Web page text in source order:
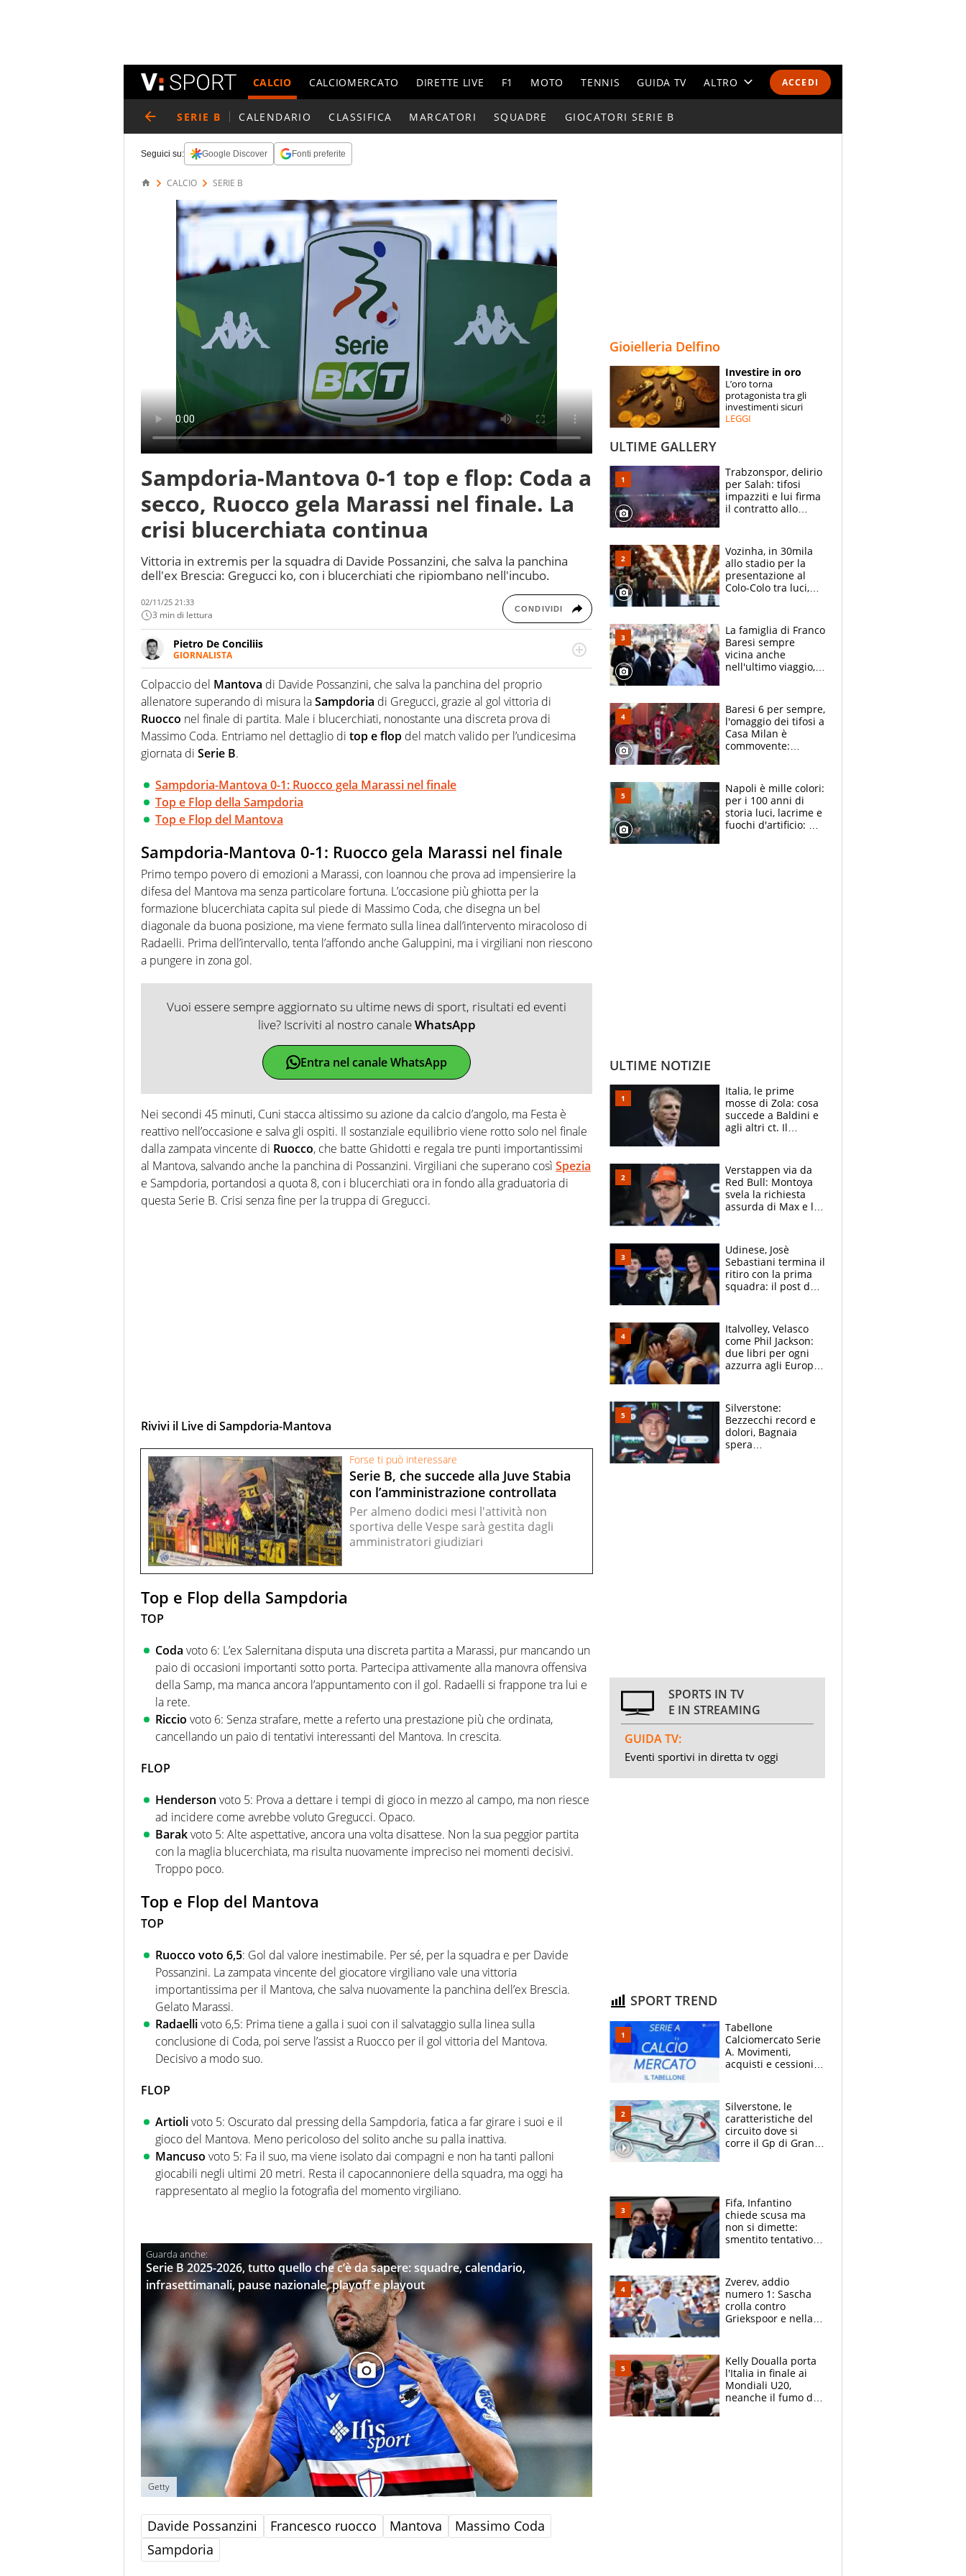
ACCEDI
CALCIO CALCIOMERCATO DIRETTE LIVE F1 MOTO TENNIS GUIDA TV ALTRO
ESPERTI
CONTATTI
SERIE B CALENDARIO CLASSIFICA MARCATORI SQUADRE GIOCATORI SERIE B
Seguici su: Google Discover Fonti preferite
CALCIO SERIE B
Sampdoria-Mantova 0-1 top e flop: Coda a
secco, Ruocco gela Marassi nel finale. La
crisi blucerchiata continua
Vittoria in extremis per la squadra di Davide Possanzini, che salva la panchina
dell'ex Brescia: Gregucci ko, con i blucerchiati che ripiombano nell'incubo.
02/11/25 21:33
3 min di lettura CONDIVIDI
Pietro De Conciliis
GIORNALISTA
Giornalista pubblicista e speaker radiofonico, per Virgilio Sport si occupa di calcio con
uno sguardo attento e competente sui campionati di Serie B e Serie C
Colpaccio del Mantova di Davide Possanzini, che salva la panchina del proprio
allenatore superando di misura laSampdoria di Gregucci, grazie al gol vittoria di
Ruocco nel finale di partita. Male i blucerchiati, nonostante una discreta prova di
Massimo Coda. Entriamo nel dettaglio di top e flop del match valido per l’undicesima
giornata di Serie B.
Sampdoria-Mantova 0-1: Ruocco gela Marassi nel finale
Top e Flop della Sampdoria
Top e Flop del Mantova
Sampdoria-Mantova 0-1: Ruocco gela Marassi nel finale
Primo tempo povero di emozioni a Marassi, con Ioannou che prova ad impensierire la
difesa del Mantova ma senza particolare fortuna. L’occasione più ghiotta per la
formazione blucerchiata capita sul piede di Massimo Coda, che disegna un bel
diagonale da buona posizione, ma viene fermato sulla linea dall’intervento miracoloso di
Radaelli. Prima dell’intervallo, tenta l’affondo anche Galuppini, ma i virgiliani non riescono
a pungere in zona gol.
Vuoi essere sempre aggiornato su ultime news di sport, risultati ed eventi
live? Iscriviti al nostro canaleWhatsApp
Entra nel canale WhatsApp
Nei secondi 45 minuti, Cuni stacca altissimo su azione da calcio d’angolo, ma Festa è
reattivo nell’occasione e salva gli ospiti. Il sostanziale equilibrio viene rotto solo nel finale
dalla zampata vincente di Ruocco, che batte Ghidotti e regala tre punti importantissimi
al Mantova, salvando anche la panchina di Possanzini. Virgiliani che superano così Spezia
e Sampdoria, portandosi a quota 8, con i blucerchiati ora in fondo alla graduatoria di
questa Serie B. Crisi senza fine per la truppa di Gregucci.
Rivivi il Live di Sampdoria-Mantova
Forse ti può interessare
Serie B, che succede alla Juve Stabia
con l’amministrazione controllata
Per almeno dodici mesi l'attività non
sportiva delle Vespe sarà gestita dagli
amministratori giudiziari
Top e Flop della Sampdoria
TOP
Coda voto 6: L’ex Salernitana disputa una discreta partita a Marassi, pur mancando un
paio di occasioni importanti sotto porta. Partecipa attivamente alla manovra offensiva
della Samp, ma manca ancora l’appuntamento con il gol. Radaelli si frappone tra lui e
la rete.
Riccio voto 6: Senza strafare, mette a referto una prestazione più che ordinata,
cancellando un paio di tentativi interessanti del Mantova. In crescita.
FLOP
Henderson voto 5: Prova a dettare i tempi di gioco in mezzo al campo, ma non riesce
ad incidere come avrebbe voluto Gregucci. Opaco.
Barakvoto 5: Alte aspettative, ancora una volta disattese. Non la sua peggior partita
con la maglia blucerchiata, ma risulta nuovamente impreciso nei momenti decisivi.
Troppo poco.
Top e Flop del Mantova
TOP
Ruocco voto 6,5: Gol dal valore inestimabile. Per sé, per la squadra e per Davide
Possanzini. La zampata vincente del giocatore virgiliano vale una vittoria
importantissima per il Mantova, che salva nuovamente la panchina dell’ex Brescia.
Gelato Marassi.
Radaellivoto 6,5: Prima tiene a galla i suoi con il salvataggio sulla linea sulla
conclusione di Coda, poi serve l’assist a Ruocco per il gol vittoria del Mantova.
Decisivo a modo suo.
FLOP
Artiolivoto 5: Oscurato dal pressing della Sampdoria, fatica a far girare i suoi e il
gioco del Mantova. Meno pericoloso del solito anche su palla inattiva.
Mancuso voto 5: Fa il suo, ma viene isolato dai compagni e non ha tanti palloni
giocabili negli ultimi 20 metri. Resta il capocannoniere della squadra, ma oggi ha
rappresentato al meglio la fotografia del momento virgiliano.
Serie B 2025-2026, tutto quello che c’è da sapere: squadre, calendario,
infrasettimanali, pause nazionale, playoff e playout
Getty
Davide Possanzini Francesco ruocco Mantova
Massimo Coda
Sampdoria
Gioielleria Delfino
Investire in oro
L’oro torna
protagonista tra gli
investimenti sicuri
LEGGI
ULTIME GALLERY
Trabzonspor, delirio
per Salah: tifosi
impazziti e lui firma
il contratto allo
Vozinha, in 30mila
allo stadio per la
presentazione al
Colo-Colo tra luci,
La famiglia di Franco
Baresi sempre
vicina anche
nell'ultimo viaggio,
circondati
dall'affetto dei tifosi
Baresi 6 per sempre,
l'omaggio dei tifosi a
Casa Milan è
commovente:
bigliettini
Napoli è mille colori:
per i 100 anni di
storia luci, lacrime e
fuochi d'artificio: De
ULTIME NOTIZIE
Italia, le prime
mosse di Zola: cosa
succede a Baldini e
agli altri ct. Il
azzurri
Verstappen via da
Red Bull: Montoya
svela la richiesta
assurda di Max e lo
McLaren siano
meglio?”
Udinese, Josè
Sebastiani termina il
ritiro con la prima
squadra: il post del
sfondo
Italvolley, Velasco
come Phil Jackson:
due libri per ogni
azzurra agli Europei.
Silverstone:
Bezzecchi record e
dolori, Bagnaia
spera
SPORTS IN TV
E IN STREAMING
GUIDA TV:
Eventi sportivi in diretta tv oggi
SPORT TREND
Tabellone
Calciomercato Serie
A. Movimenti,
acquisti e cessioni:
Silverstone, le
caratteristiche del
circuito dove si
corre il Gp di Gran
Fifa, Infantino
chiede scusa ma
non si dimette:
smentito tentativo di
Zverev, addio
numero 1: Sascha
crolla contro
Griekspoor e nella
terzo. Quanti malori
a Montreal
Kelly Doualla porta
l'Italia in finale ai
Mondiali U20,
neanche il fumo di